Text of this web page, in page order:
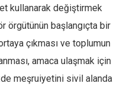
kullanarak değiştirmek
örgütünün başlangıçta bir
çıkması ve toplumun
amaca ulaşmak için
meşruiyetini sivil alanda